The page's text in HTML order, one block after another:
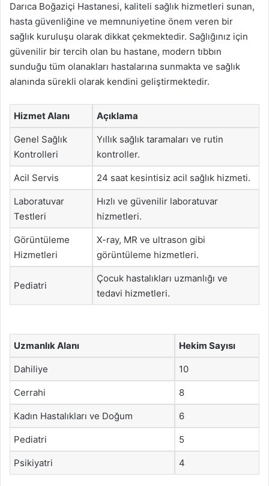
Darıca Boğaziçi Hastanesi, kaliteli sağlık hizmetleri sunan,
hasta güvenliğine ve memnuniyetine önem veren bir
sağlık kuruluşu olarak dikkat çekmektedir. Sağlığınız için
güvenilir bir tercih olan bu hastane, modern tıbbın
sunduğu tüm olanakları hastalarına sunmakta ve sağlık
alanında sürekli olarak kendini geliştirmektedir.
Hizmet Alanı Açıklama
Genel Sağlık
Kontrolleri
Yıllık sağlık taramaları ve rutin
kontroller.
Acil Servis 24 saat kesintisiz acil sağlık hizmeti.
Laboratuvar
Testleri
Hızlı ve güvenilir laboratuvar
hizmetleri.
Görüntüleme
Hizmetleri
X-ray, MR ve ultrason gibi
görüntüleme hizmetleri.
Pediatri
Çocuk hastalıkları uzmanlığı ve
tedavi hizmetleri.
Uzmanlık Alanı Hekim Sayısı
Dahiliye 10
Cerrahi 8
Kadın Hastalıkları ve Doğum 6
Pediatri 5
Psikiyatri 4